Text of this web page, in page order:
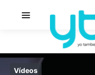
Vídeos